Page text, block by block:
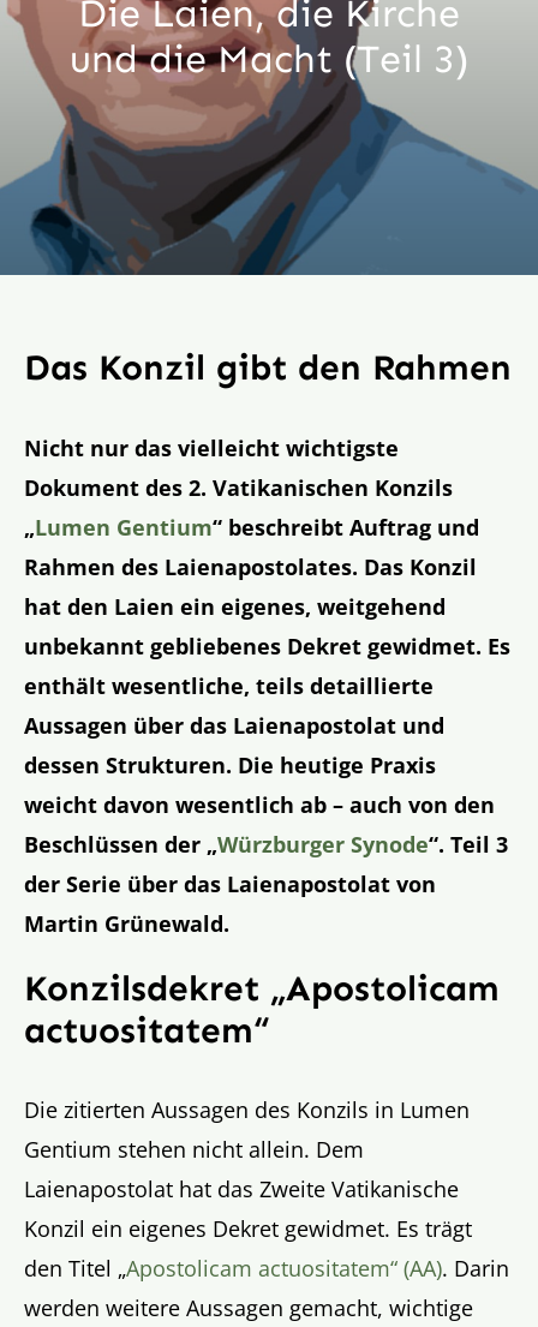
Aktion
Veröffentlichungen
Die Laien, die Kirche
und die Macht (Teil 3)
Das Konzil gibt den Rahmen
Nicht nur das vielleicht wichtigste
Dokument des 2. Vatikanischen Konzils
„Lumen Gentium“ beschreibt Auftrag und
Rahmen des Laienapostolates. Das Konzil
hat den Laien ein eigenes, weitgehend
unbekannt gebliebenes Dekret gewidmet. Es
enthält wesentliche, teils detaillierte
Aussagen über das Laienapostolat und
dessen Strukturen. Die heutige Praxis
weicht davon wesentlich ab – auch von den
Beschlüssen der „Würzburger Synode“. Teil 3
der Serie über das Laienapostolat von
Martin Grünewald.
Konzilsdekret „Apostolicam
actuositatem“
Die zitierten Aussagen des Konzils in Lumen
Gentium stehen nicht allein. Dem
Laienapostolat hat das Zweite Vatikanische
Konzil ein eigenes Dekret gewidmet. Es trägt
den Titel „Apostolicam actuositatem“ (AA). Darin
werden weitere Aussagen gemacht, wichtige